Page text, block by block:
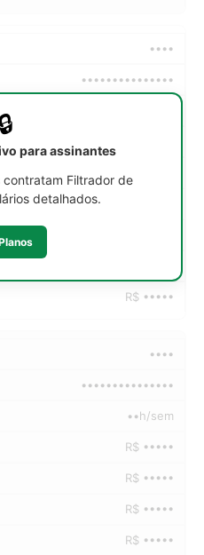
••••
•••••••••••••••
R$ •••••
••••
•••••••••••••••
••h/sem
R$ •••••
R$ •••••
R$ •••••
R$ •••••
para assinantes
Filtrador de
detalhados.